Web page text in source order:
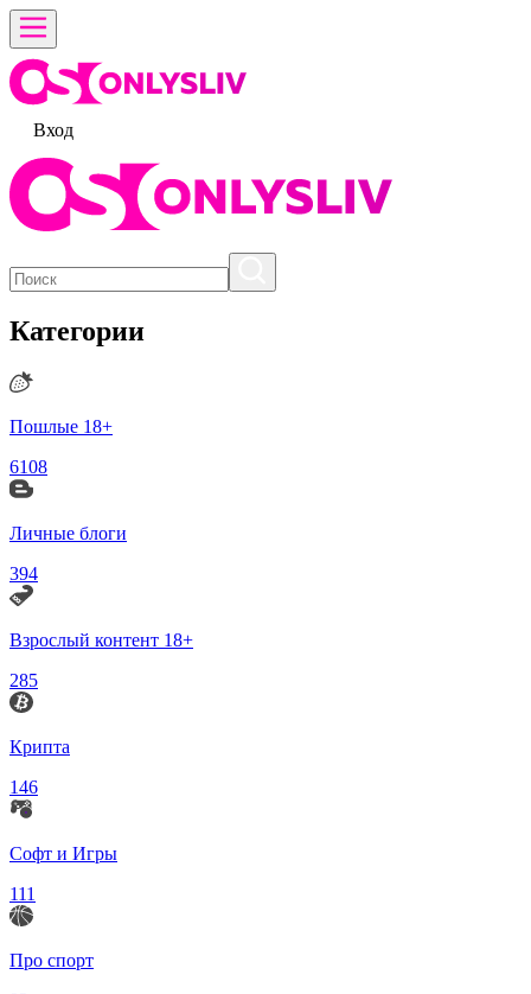
Вход
Категории
Пошлые 18+
6108
Личные блоги
394
Взрослый контент 18+
285
Крипта
146
Софт и Игры
111
Про спорт